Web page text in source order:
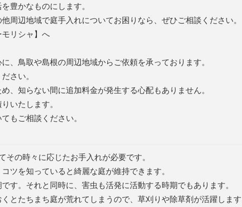
豊かなものにします。
周辺地域で庭手入れについてお困りなら、ぜひご相談ください。
リシャ】へ
、鳥取や島根の周辺地域からご依頼を承っております。
さい。
、知らない間に追加料金が発生する心配もありません。
いたします。
もご相談ください。
の時々に応じたお手入れが必要です。
ツを知っていると綺麗な庭が維持できます。
す。それと同時に、害虫も活発に活動する時期でもあります。
とたちまち庭が荒れてしまうので、草刈りや除草剤が活躍します